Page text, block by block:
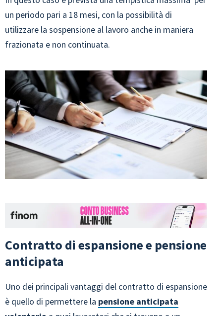
un periodo pari a 18 mesi, con la possibilità di
utilizzare la sospensione al lavoro anche in maniera
frazionata e non continuata.
Contratto di espansione e pensione
anticipata
Uno dei principali vantaggi del contratto di espansione
è quello di permettere la pensione anticipata